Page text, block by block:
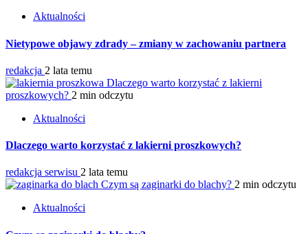
Aktualności
Nietypowe objawy zdrady – zmiany w zachowaniu partnera
redakcja 2 lata temu
Dlaczego warto korzystać z lakierni
proszkowych? 2 min odczytu
Aktualności
Dlaczego warto korzystać z lakierni proszkowych?
redakcja serwisu 2 lata temu
Czym są zaginarki do blachy? 2 min odczytu
Aktualności